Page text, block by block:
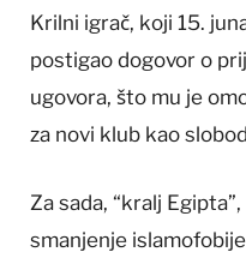
Krilni igrač, koji 15.
postigao dogovor o
ugovora, što mu je
za novi klub kao
Za sada, “kralj
smanjenje